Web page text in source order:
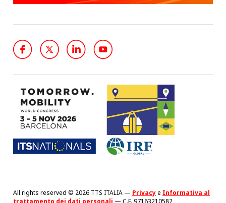
All rights reserved © 2026 TTS ITALIA — Privacye Informativa al
trattamento dei dati personali — C.F. 97163210582